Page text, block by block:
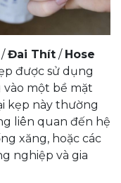
/Đai Thít / Hose
được sử dụng
một bề mặt
kẹp này thường
liên quan đến hệ
xăng, hoặc các
nghiệp và gia